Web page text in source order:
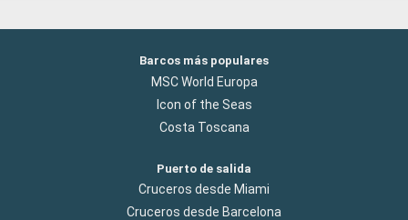
Barcos más populares
MSC World Europa
Icon of the Seas
Costa Toscana
Puerto de salida
Cruceros desde Miami
Cruceros desde Barcelona